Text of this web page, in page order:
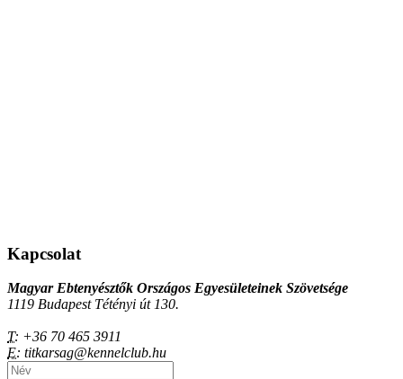
Kapcsolat
Magyar Ebtenyésztők Országos Egyesületeinek Szövetsége
1119 Budapest Tétényi út 130.
T: +36 70 465 3911
E: titkarsag@kennelclub.hu